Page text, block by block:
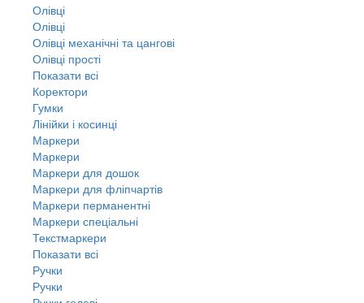
Олівці
Олівці
Олівці механічні та цангові
Олівці прості
Показати всі
Коректори
Гумки
Лінійки і косинці
Маркери
Маркери
Маркери для дошок
Маркери для фліпчартів
Маркери перманентні
Маркери спеціальні
Текстмаркери
Показати всі
Ручки
Ручки